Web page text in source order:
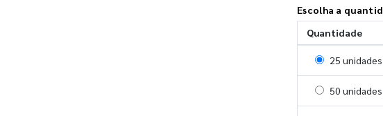
Escolha a
Quantidade
Selecionar 25
25 unidades
Selecionar 50
50 unidades